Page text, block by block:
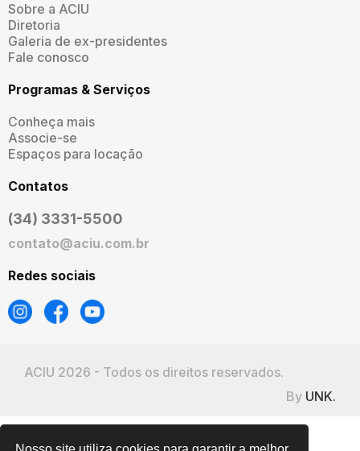
Sobre a ACIU
Diretoria
Galeria de ex-presidentes
Fale conosco
Programas & Serviços
Conheça mais
Associe-se
Espaços para locação
Contatos
(34) 3331-5500
contato@aciu.com.br
Redes sociais
ACIU 2026 - Todos os direitos reservados.
By UNK.